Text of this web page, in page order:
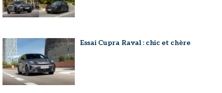
Essai Cupra Raval : chic et chère